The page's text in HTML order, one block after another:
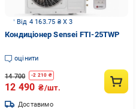
Від 4 163.75 ₴ X 3
Кондиціонер Sensei FTI-25TWP
оцінити
14 700 -2 210 ₴
12 490 ₴/шт.
Доставимо